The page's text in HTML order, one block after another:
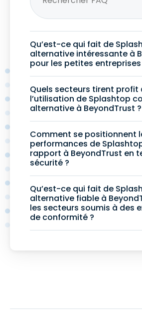
Qu’est-ce qui fait de
alternative intéressante à
pour les petites entreprises
Quels secteurs tirent profit
l’utilisation de Splashtop
alternative à BeyondTrust ?
Comment se positionnent
performances de
rapport à BeyondTrust en
sécurité ?
Qu’est-ce qui fait de
alternative fiable à
les secteurs soumis à des
de conformité ?